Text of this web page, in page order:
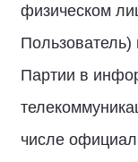
физическом
Партии в
числе